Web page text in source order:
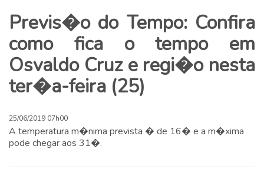
Previs�o do Tempo: Confira
como fica o tempo em
Osvaldo Cruz e regi�o nesta
ter�a-feira (25)
25/06/2019 07h00
A temperatura m�nima prevista � de 16� e a m�xima
pode chegar aos 31�.